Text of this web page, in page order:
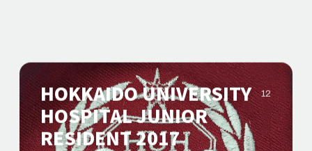
HOKKAIDO UNIVERSITY
HOSPITAL JUNIOR
RESIDENT 2017
12